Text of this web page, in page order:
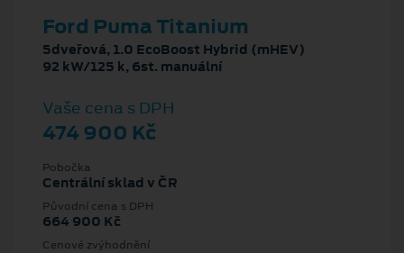
Ford Puma Titanium
5dveřová, 1.0 EcoBoost Hybrid (mHEV)
92 kW/125 k, 6st. manuální
Vaše cena s DPH
474 900 Kč
Pobočka
Centrální sklad v ČR
Původní cena s DPH
664 900 Kč
Cenové zvýhodnění